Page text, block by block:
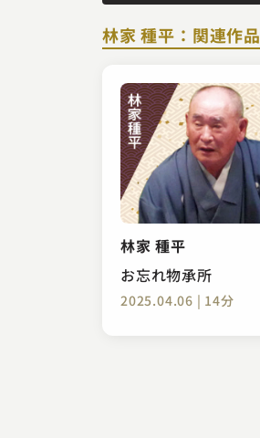
林家 種平：関連作品
林家 種平
お忘れ物承所
2025.04.06 | 14分